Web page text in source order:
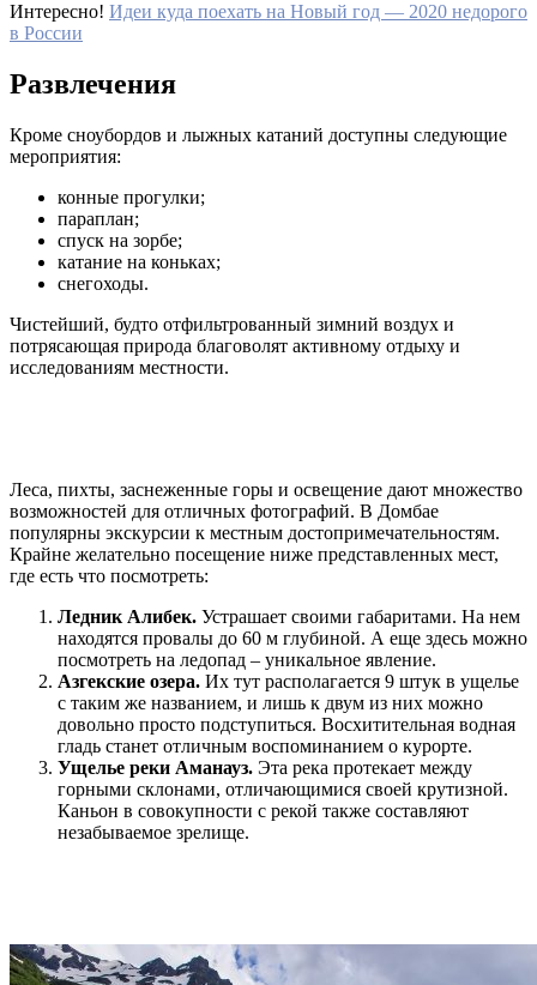
Интересно! Идеи куда поехать на Новый год — 2020 недорого
в России
Развлечения
Кроме сноубордов и лыжных катаний доступны следующие
мероприятия:
конные прогулки;
параплан;
спуск на зорбе;
катание на коньках;
снегоходы.
Чистейший, будто отфильтрованный зимний воздух и
потрясающая природа благоволят активному отдыху и
исследованиям местности.
Леса, пихты, заснеженные горы и освещение дают множество
возможностей для отличных фотографий. В Домбае
популярны экскурсии к местным достопримечательностям.
Крайне желательно посещение ниже представленных мест,
где есть что посмотреть:
Ледник Алибек. Устрашает своими габаритами. На нем
находятся провалы до 60 м глубиной. А еще здесь можно
посмотреть на ледопад – уникальное явление.
Азгекские озера. Их тут располагается 9 штук в ущелье
с таким же названием, и лишь к двум из них можно
довольно просто подступиться. Восхитительная водная
гладь станет отличным воспоминанием о курорте.
Ущелье реки Аманауз. Эта река протекает между
горными склонами, отличающимися своей крутизной.
Каньон в совокупности с рекой также составляют
незабываемое зрелище.